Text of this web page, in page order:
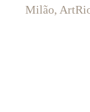
Milão,